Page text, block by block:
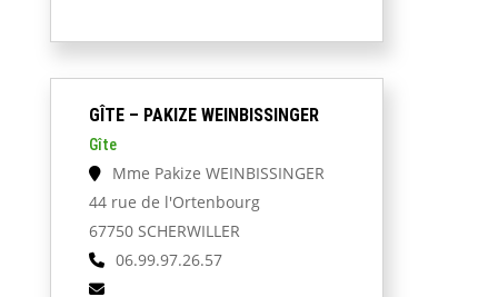
GÎTE – PAKIZE WEINBISSINGER
Gîte
Mme Pakize WEINBISSINGER
44 rue de l'Ortenbourg
67750 SCHERWILLER
06.99.97.26.57